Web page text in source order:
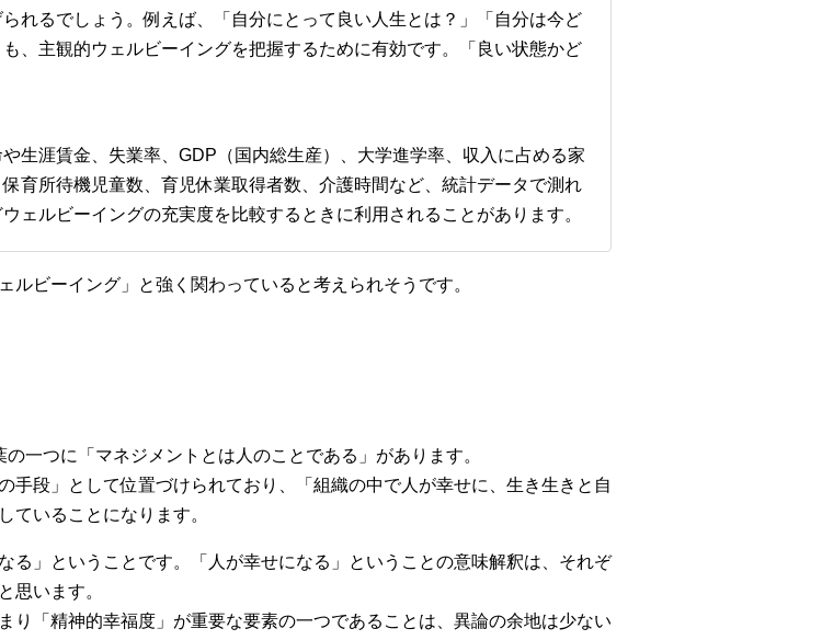
れるでしょう。例えば、「自分にとって良い人生とは？」「自分は今ど
、主観的ウェルビーイングを把握するために有効です。「良い状態かど
生涯賃金、失業率、GDP（国内総生産）、大学進学率、収入に占める家
育所待機児童数、育児休業取得者数、介護時間など、統計データで測れ
ェルビーイングの充実度を比較するときに利用されることがあります。
ビーイング」と強く関わっていると考えられそうです。
一つに「マネジメントとは人のことである」があります。
手段」として位置づけられており、「組織の中で人が幸せに、生き生きと自
ていることになります。
る」ということです。「人が幸せになる」ということの意味解釈は、それぞ
思います。
り「精神的幸福度」が重要な要素の一つであることは、異論の余地は少ない